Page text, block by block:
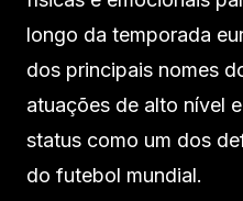
longo da temporada
dos principais nomes
atuações de alto nível
status como um dos
do futebol mundial.